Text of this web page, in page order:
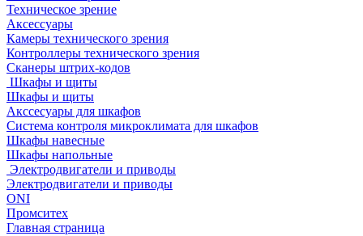
Техническое зрение
Аксессуары
Камеры технического зрения
Контроллеры технического зрения
Сканеры штрих-кодов
Шкафы и щиты
Шкафы и щиты
Акссесуары для шкафов
Система контроля микроклимата для шкафов
Шкафы навесные
Шкафы напольные
Электродвигатели и приводы
Электродвигатели и приводы
ONI
Промситех
Главная страница